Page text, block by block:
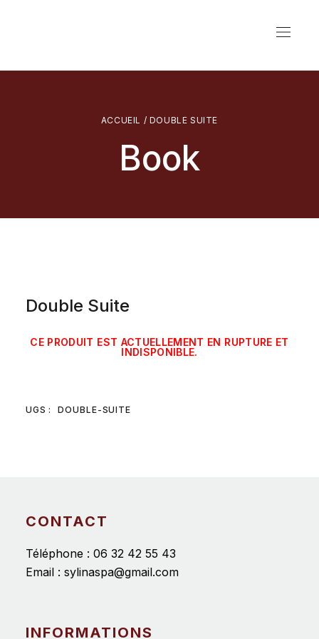
ACCUEIL / DOUBLE SUITE
Book
Double Suite
CE PRODUIT EST ACTUELLEMENT EN RUPTURE ET
INDISPONIBLE.
UGS : DOUBLE-SUITE
CONTACT
Téléphone : 06 32 42 55 43
Email : sylinaspa@gmail.com
INFORMATIONS